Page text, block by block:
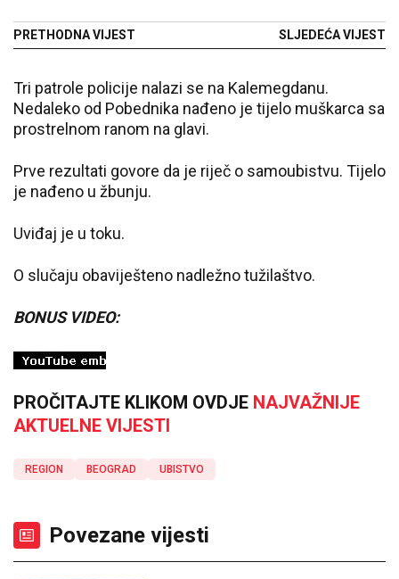
PRETHODNA VIJEST SLJEDEĆA VIJEST
Tri patrole policije nalazi se na Kalemegdanu.
Nedaleko od Pobednika nađeno je tijelo muškarca sa
prostrelnom ranom na glavi.
Prve rezultati govore da je riječ o samoubistvu. Tijelo
je nađeno u žbunju.
Uviđaj je u toku.
O slučaju obaviješteno nadležno tužilaštvo.
BONUS VIDEO:
PROČITAJTE KLIKOM OVDJE NAJVAŽNIJE
AKTUELNE VIJESTI
REGION BEOGRAD UBISTVO
Povezane vijesti